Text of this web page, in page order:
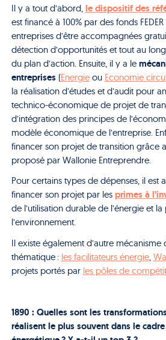
Il y a tout d’abord, le dispositif des
est financé à 100% par des fonds
entreprises d’être accompagnées
détection d’opportunités et tout au
du plan d’action. Ensuite, il y a le
entreprises(Energieou Economie
la réalisation d’études et d’audit pour
technico-économique de projet de
d’intégration des principes de
modèle économique de l’entreprise.
financer son projet de transition grâce
proposé par Wallonie Entreprendre.
Pour certains types de dépenses, il est
financer son projet par les primes à
de l’utilisation durable de l’énergie et
l’environnement.
Il existe également d’autre
thématique : les facilitateurs énergie,
projets portés par les pôles de
1890 : Quelles sont les
réalisent le plus souvent dans le